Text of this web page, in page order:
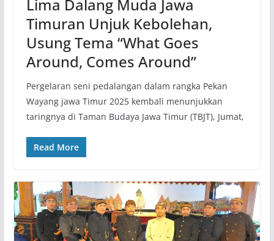
Lima Dalang Muda Jawa
Timuran Unjuk Kebolehan,
Usung Tema “What Goes
Around, Comes Around”
Pergelaran seni pedalangan dalam rangka Pekan
Wayang jawa Timur 2025 kembali menunjukkan
taringnya di Taman Budaya Jawa Timur (TBJT), Jumat,
Read More